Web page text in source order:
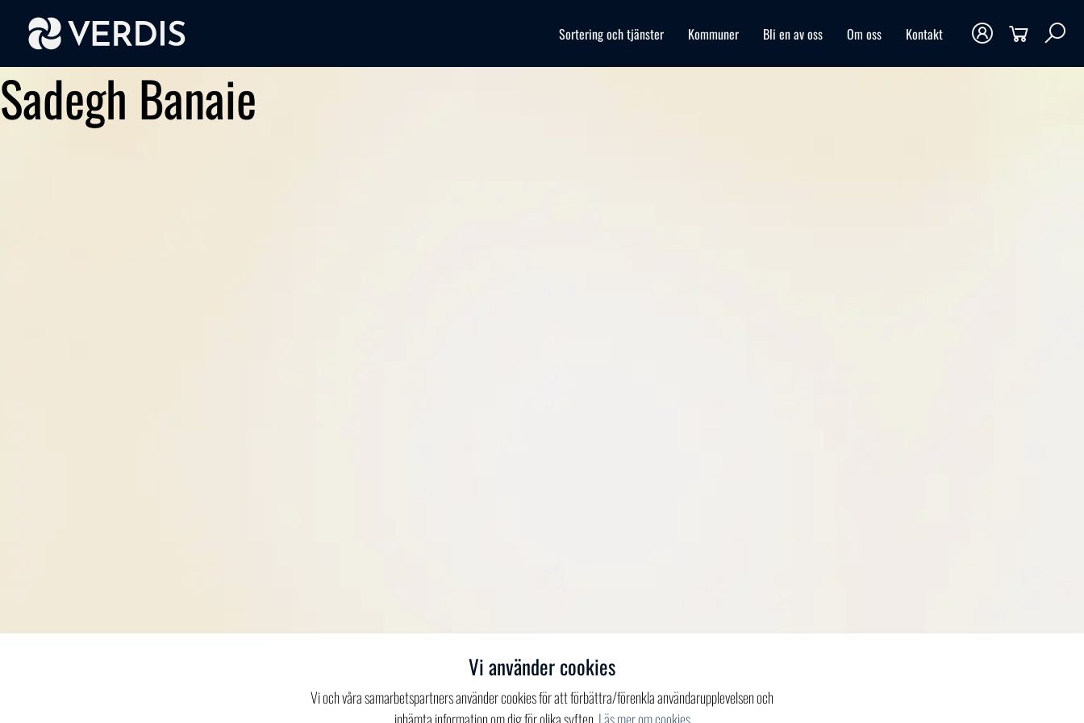
Sortering och tjänster Kommuner Bli en av oss Om oss Kontakt
Sadegh Banaie
Vi använder cookies
Vi och våra samarbetspartners använder cookies för att förbättra/förenkla användarupplevelsen och